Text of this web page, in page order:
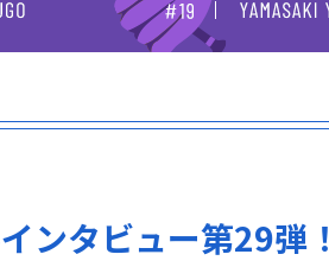
ンタビュー第29弾！